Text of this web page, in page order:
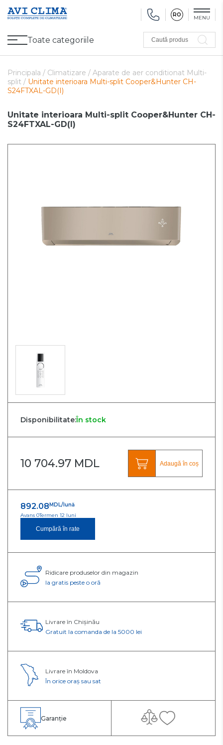
RO MENU
Toate categoriile
Climatizare
Ventilare
Caută produs
Principala / Climatizare / Aparate de aer conditionat Multi-
split / Unitate interioara Multi-split Cooper&Hunter CH-
S24FTXAL-GD(I)
Unitate interioara Multi-split Cooper&Hunter CH-
S24FTXAL-GD(I)
Disponibilitate:În stock
10 704.97 MDL Adaugă în coș
892.08 MDL/lună
Avans 0Termen 12 luni
Cumpără în rate
Ridicare produselor din magazin
Ia gratis peste o oră
Livrare în Chișinău
Gratuit la comanda de la 5000 lei
Livrare în Moldova
În orice oraș sau sat
Garanție